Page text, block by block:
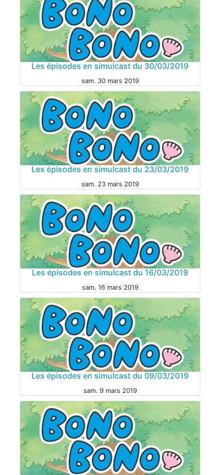
MANGA
Les épisodes en simulcast du 30/03/2019
sam. 30 mars 2019
MANGA
Les épisodes en simulcast du 23/03/2019
sam. 23 mars 2019
MANGA
Les épisodes en simulcast du 16/03/2019
sam. 16 mars 2019
Les épisodes en simulcast du 09/03/2019
sam. 9 mars 2019